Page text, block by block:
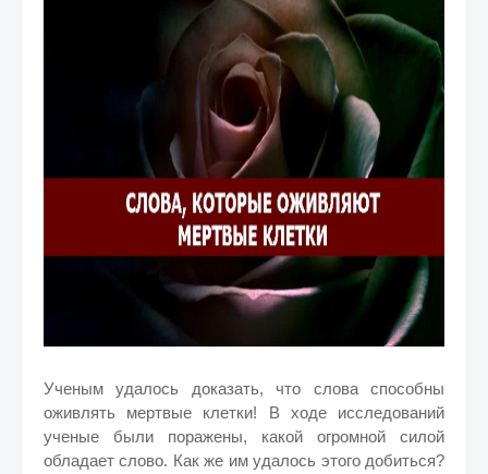
Ученым удалось доказать, что слова способны
оживлять мертвые клетки! В ходе исследований
ученые были поражены, какой огромной силой
обладает слово. Как же им удалось этого добиться?